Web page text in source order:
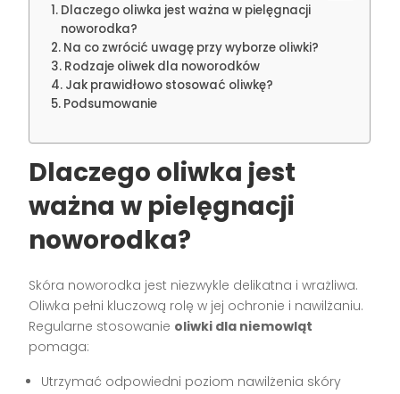
Dlaczego oliwka jest ważna w pielęgnacji
noworodka?
Na co zwrócić uwagę przy wyborze oliwki?
Rodzaje oliwek dla noworodków
Jak prawidłowo stosować oliwkę?
Podsumowanie
Dlaczego oliwka jest
ważna w pielęgnacji
noworodka?
Skóra noworodka jest niezwykle delikatna i wrażliwa.
Oliwka pełni kluczową rolę w jej ochronie i nawilżaniu.
Regularne stosowanie oliwki dla niemowląt
pomaga:
Utrzymać odpowiedni poziom nawilżenia skóry